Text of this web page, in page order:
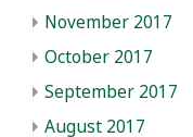
November 2017
October 2017
September 2017
August 2017